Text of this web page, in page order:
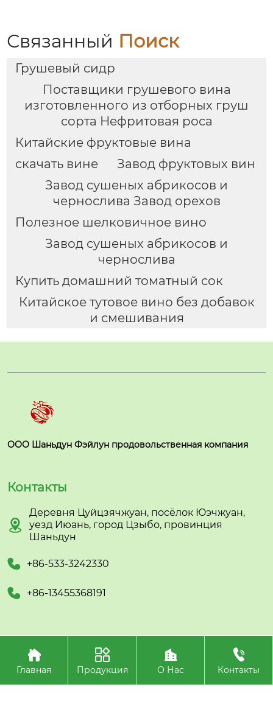
Связанный Поиск
Грушевый сидр
Поставщики грушевого вина
изготовленного из отборных груш
сорта Нефритовая роса
Китайские фруктовые вина
скачать вине
Завод фруктовых вин
Завод сушеных абрикосов и
чернослива Завод орехов
Полезное шелковичное вино
Завод сушеных абрикосов и
чернослива
Купить домашний томатный сок
Китайское тутовое вино без добавок
и смешивания
ООО Шаньдун Фэйлун продовольственная компания
Контакты

Деревня Цуйцзячжуан, посёлок Юэчжуан,
уезд Июань, город Цзыбо, провинция
Шаньдун
 +86-533-3242330
 +86-13455368191
Авторское право©ООО Шаньдун Фэйлун
продовольственная компания

Главная

Продукция

О Нас

Контакты